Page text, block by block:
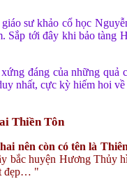
sư khảo cổ học
tới đây khi bảo tàng
đáng của những quả
nhất, cực kỳ hiếm hoi
Thiền Tôn
nên còn có tên là
huyện Hương Thủy
đẹp… "